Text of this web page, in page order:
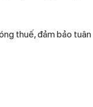
thuế, đảm bảo tuân